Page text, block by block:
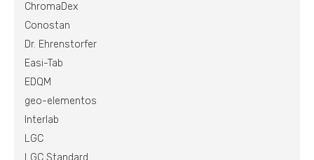
ChromaDex
Conostan
Dr. Ehrenstorfer
Easi-Tab
EDQM
geo-elementos
Interlab
LGC
LGC Standard